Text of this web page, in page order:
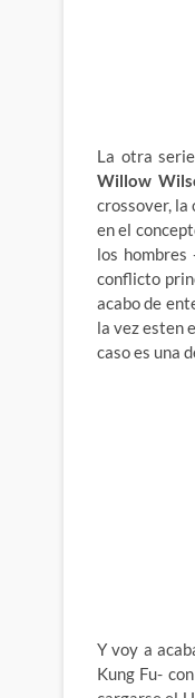
La otra
Willow
crossover, la
en el
los
conflicto
acabo de
la vez esten
caso es una
Y voy a
Kung Fu- con